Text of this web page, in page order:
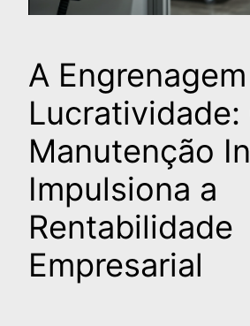
A
Lucratividade:
Manutenção
Impulsiona a
Rentabilidade
Empresarial